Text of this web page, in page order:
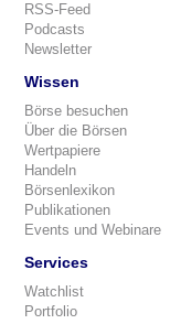
RSS-Feed
Podcasts
Newsletter
Wissen
Börse besuchen
Über die Börsen
Wertpapiere
Handeln
Börsenlexikon
Publikationen
Events und Webinare
Services
Watchlist
Portfolio